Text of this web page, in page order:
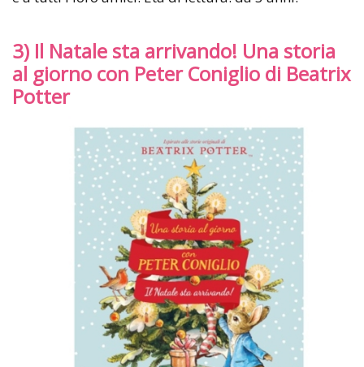
3) Il Natale sta arrivando! Una storia
al giorno con Peter Coniglio di Beatrix
Potter